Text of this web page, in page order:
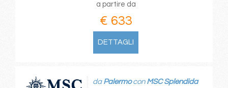
a partire da
€ 633
DETTAGLI
da Palermocon MSC Splendida